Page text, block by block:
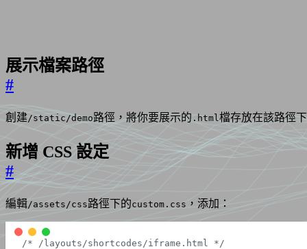
展示檔案路徑
#
創建/static/demo路徑，將你要展示的 .html 檔存放在該路徑
新增 CSS 設定
#
編輯/assets/css路徑下的custom.css ，添加：
/* /layouts/shortcodes/iframe.html */